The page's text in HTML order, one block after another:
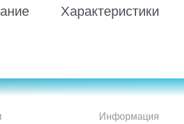
Характеристики
Информация